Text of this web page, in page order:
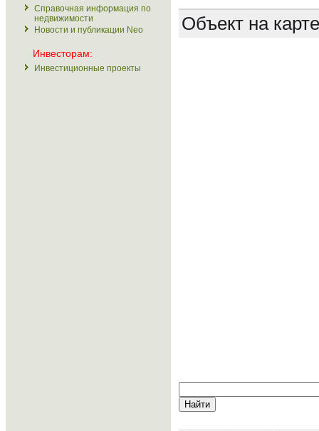
Справочная информация по
недвижимости
Новости и публикации Neo
Инвесторам:
Инвестиционные проекты
Объект на карте